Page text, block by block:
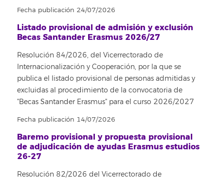
Fecha publicación 24/07/2026
Listado provisional de admisión y exclusión
Becas Santander Erasmus 2026/27
Resolución 84/2026, del Vicerrectorado de
Internacionalización y Cooperación, por la que se
publica el listado provisional de personas admitidas y
excluidas al procedimiento de la convocatoria de
"Becas Santander Erasmus" para el curso 2026/2027
Fecha publicación 14/07/2026
Baremo provisional y propuesta provisional
de adjudicación de ayudas Erasmus estudios
26-27
Resolución 82/2026 del Vicerrectorado de